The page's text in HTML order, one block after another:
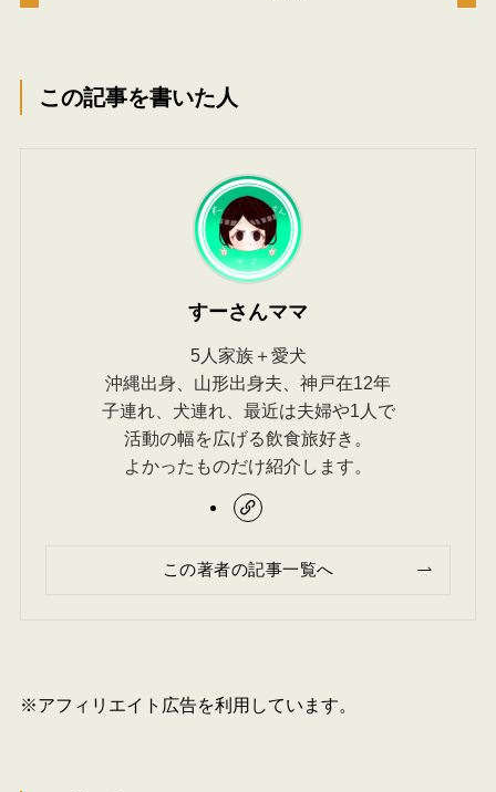
この記事を書いた人
すーさんママ
5人家族＋愛犬
沖縄出身、山形出身夫、神戸在12年
子連れ、犬連れ、最近は夫婦や1人で
活動の幅を広げる飲食旅好き。
よかったものだけ紹介します。
この著者の記事一覧へ
※アフィリエイト広告を利用しています。